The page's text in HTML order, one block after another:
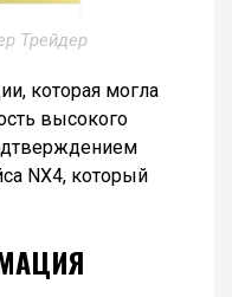
Трейдер
которая могла
высокого
NX4, который